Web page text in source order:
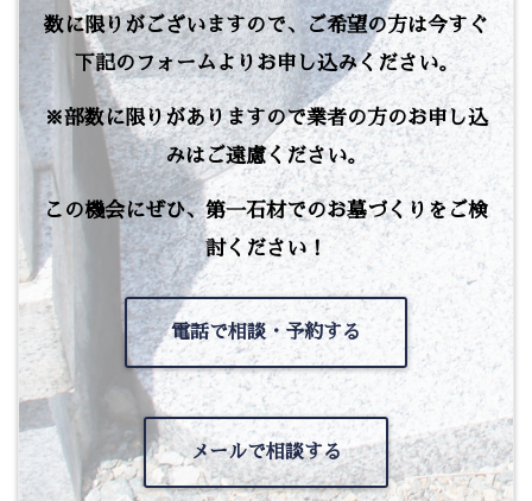
数に限りがございますので、ご希望の方は今すぐ
下記のフォームよりお申し込みください。
※部数に限りがありますので業者の方のお申し込
みはご遠慮ください。
この機会にぜひ、第一石材でのお墓づくりをご検
討ください！
電話で相談・予約する
メールで相談する